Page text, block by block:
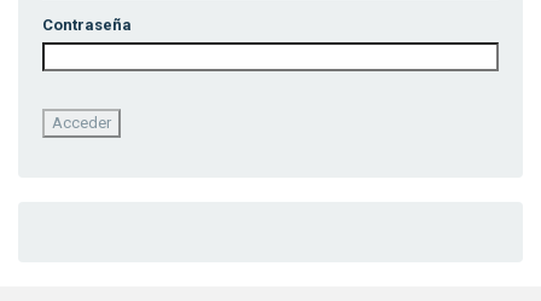
Contraseña